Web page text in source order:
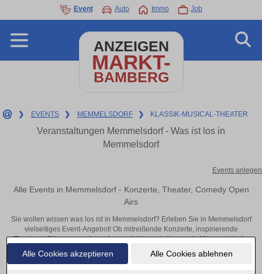
Alle Cookies akzeptieren Alle Cookies ablehnen
Event Auto Immo Job
ANZEIGEN
MARKT-
BAMBERG
❯ EVENTS ❯ MEMMELSDORF ❯ KLASSIK-MUSICAL-THEATER
Veranstaltungen Memmelsdorf - Was ist los in
Memmelsdorf
Events anlegen
Alle Events in Memmelsdorf - Konzerte, Theater, Comedy Open
Airs
Sie wollen wissen was los ist in Memmelsdorf? Erleben Sie in Memmelsdorf
vielseitiges Event-Angebot! Ob mitreißende Konzerte, inspirierende
Theateraufführungen oder aufregende Veranstaltungen in Memmelsdorf –
hier finden alles im Überblick und Tickets.